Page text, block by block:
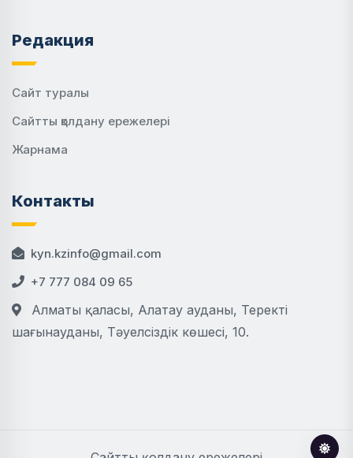
Редакция
Сайт туралы
Сайтты қолдану ережелері
Жарнама
Контакты
kyn.kzinfo@gmail.com
+7 777 084 09 65
Алматы қаласы, Алатау ауданы, Теректі
шағынауданы, Тәуелсіздік көшесі, 10.